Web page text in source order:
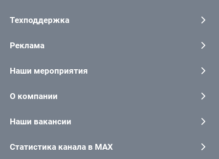
Техподдержка
Реклама
Наши мероприятия
О компании
Наши вакансии
Статистика канала в MAX